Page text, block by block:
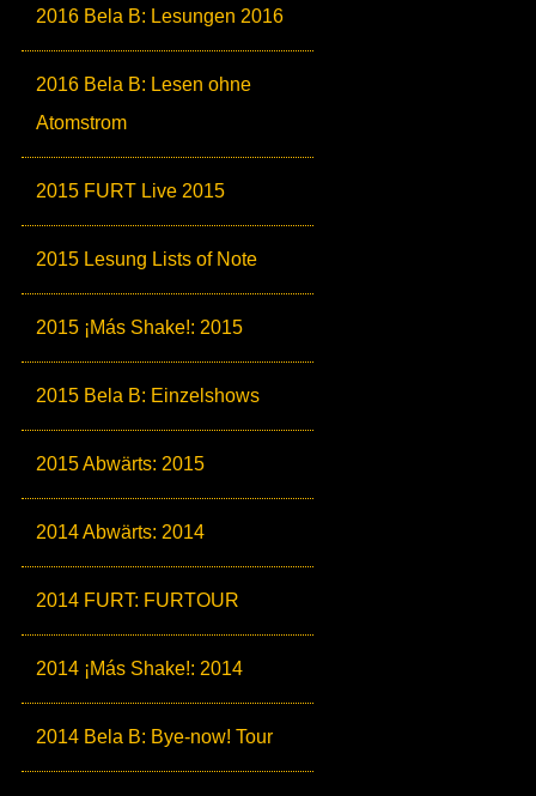
2016 Bela B: Lesungen 2016
2016 Bela B: Lesen ohne
Atomstrom
2015 FURT Live 2015
2015 Lesung Lists of Note
2015 ¡Más Shake!: 2015
2015 Bela B: Einzelshows
2015 Abwärts: 2015
2014 Abwärts: 2014
2014 FURT: FURTOUR
2014 ¡Más Shake!: 2014
2014 Bela B: Bye-now! Tour